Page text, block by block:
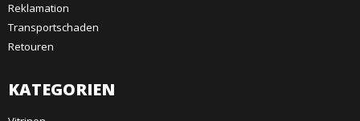
Reklamation
Transportschaden
Retouren
KATEGORIEN